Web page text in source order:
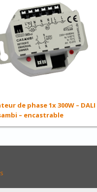
de phase 1x 300W – DALI
– encastrable